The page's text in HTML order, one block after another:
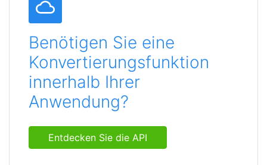
Benötigen Sie eine
Konvertierungsfunktion
innerhalb Ihrer
Anwendung?
Entdecken Sie die API